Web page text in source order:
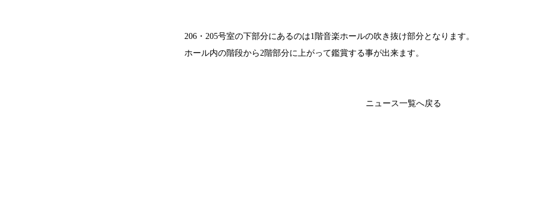
206・205号室の下部分にあるのは1階音楽ホールの吹き抜け部分となります。
ホール内の階段から2階部分に上がって鑑賞する事が出来ます。
ニュース一覧へ戻る